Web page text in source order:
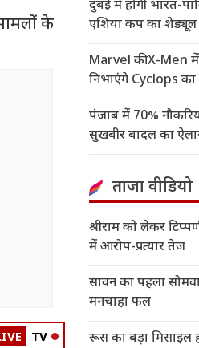
के
TV
दुबई में होगी भारत-
एशिया कप का शेड्यूल
Marvel की X-Men में
निभाएंगे Cyclops का
पंजाब में 70%
सुखबीर बादल का
ताजा वीडियो
श्रीराम को लेकर
में आरोप-प्रत्यार तेज
सावन का पहला
मनचाहा फल
रूस का बड़ा मिसाइल